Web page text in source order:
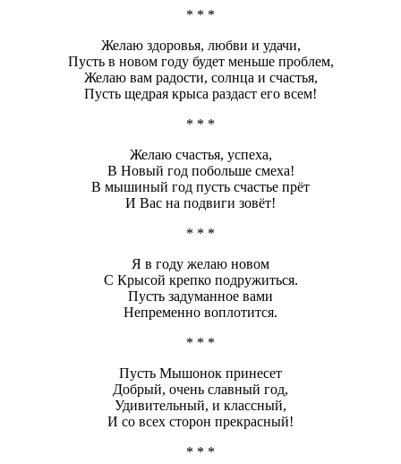
* * *
Желаю здоровья, любви и удачи,
Пусть в новом году будет меньше проблем,
Желаю вам радости, солнца и счастья,
Пусть щедрая крыса раздаст его всем!
* * *
Желаю счастья, успеха,
В Новый год побольше смеха!
В мышиный год пусть счастье прёт
И Вас на подвиги зовёт!
* * *
Я в году желаю новом
С Крысой крепко подружиться.
Пусть задуманное вами
Непременно воплотится.
* * *
Пусть Мышонок принесет
Добрый, очень славный год,
Удивительный, и классный,
И со всех сторон прекрасный!
* * *